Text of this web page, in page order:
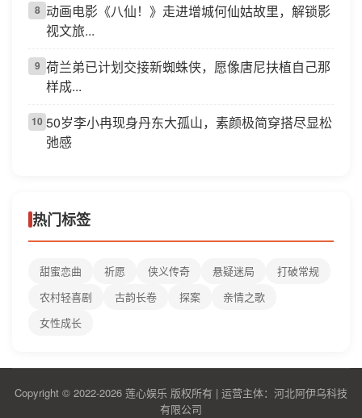
8 动画电影《八仙！》走进增城何仙姑故里，解锁影
视文旅...
9 荷兰弟已计划交接新蜘蛛侠，愿像唐尼扶植自己那
样成...
10 50岁李小冉现身丹东大孤山，素颜极简穿搭尽显松
弛感
热门标签
甜蜜恋曲 祈愿 侠义传奇 悬疑迷局
打破常规
农村轻喜剧
古韵长卷 探案
亲情之歌
女性成长
Copyright © 2022-2026 莲心娱乐 版权所有 | 运营主体：河北阿伊乌科技
有限公司